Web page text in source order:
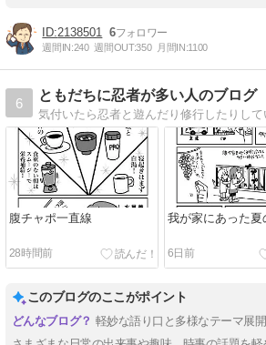
2138501 6
週間IN:240 週間OUT:350 月間IN:1100
6
ともだちに忍者が多い人のブログ
腹チャポ一直線
28時間前
我が家にあった夏
6日前
このブログのここがポイント
軽妙な語り口と多様なテーマ展開